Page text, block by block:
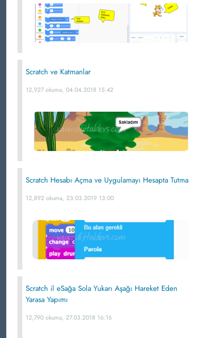
Scratch ve Katmanlar
12,927 okuma, 04.04.2018 15:42
Scratch Hesabı Açma ve Uygulamayı Hesapta Tutma
12,892 okuma, 23.03.2019 13:00
Scratch il eSağa Sola Yukarı Aşağı Hareket Eden
Yarasa Yapımı
12,790 okuma, 27.03.2018 16:16